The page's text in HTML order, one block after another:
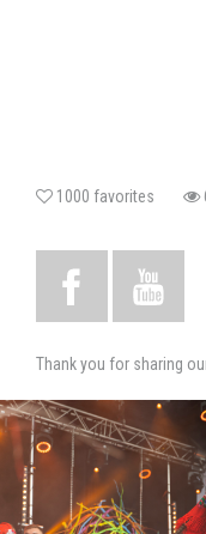
Zapisy na recepcji
Zespół Pieśni i
1000 favorites
Thank you for sharing